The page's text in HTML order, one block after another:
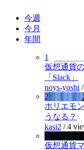
今週
今月
年間
1
仮想通貨
「Slack」
noys-yoshi /
2
ホリエモ
うなる？
kasi2 /4
3
仮想通貨